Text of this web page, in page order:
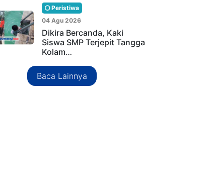
Peristiwa
04 Agu 2026
Dikira Bercanda, Kaki
Siswa SMP Terjepit Tangga
Kolam…
Baca Lainnya